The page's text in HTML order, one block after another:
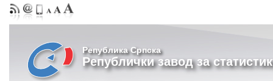
Република Српска
Републички завод за